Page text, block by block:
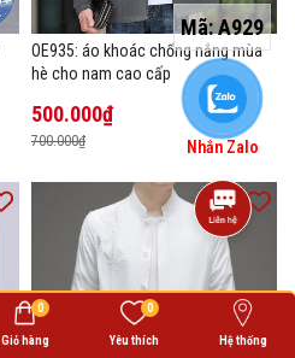
Mã:A929
OE935: áo khoác chống nắng mùa
hè cho nam cao cấp
500.000₫
700.000₫
Giỏ hàng
0
Yêu thích
0
Hệ thống
Nhắn Zalo